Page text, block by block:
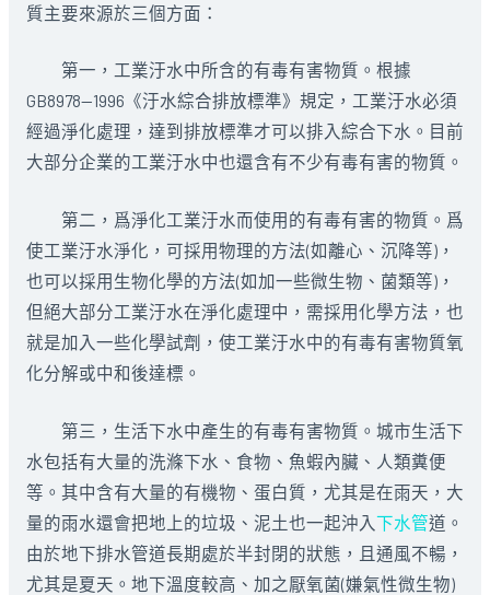
質主要來源於三個方面：
第一，工業汙水中所含的有毒有害物質。根據
GB8978—1996《汙水綜合排放標準》規定，工業汙水必須
經過淨化處理，達到排放標準才可以排入綜合下水。目前
大部分企業的工業汙水中也還含有不少有毒有害的物質。
第二，爲淨化工業汙水而使用的有毒有害的物質。爲
使工業汙水淨化，可採用物理的方法(如離心、沉降等)，
也可以採用生物化學的方法(如加一些微生物、菌類等)，
但絕大部分工業汙水在淨化處理中，需採用化學方法，也
就是加入一些化學試劑，使工業汙水中的有毒有害物質氧
化分解或中和後達標。
第三，生活下水中產生的有毒有害物質。城市生活下
水包括有大量的洗滌下水、食物、魚蝦內臟、人類糞便
等。其中含有大量的有機物、蛋白質，尤其是在雨天，大
量的雨水還會把地上的垃圾、泥土也一起沖入下水管道。
由於地下排水管道長期處於半封閉的狀態，且通風不暢，
尤其是夏天。地下溫度較高、加之厭氧菌(嫌氣性微生物)